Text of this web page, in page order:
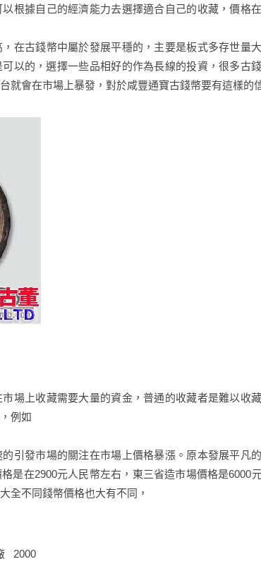
根據自己的經濟能力去選擇適合自己的收藏，價格
，在古錢幣中屬於發展平穩的，主要是板式多存世量
以的，選擇一些品相好的作為長線的投資，很多古
就會在市場上暴發，對於咸豐通寶古錢幣要有這樣的
場上收藏需要大量的資金，普通的收藏者是難以收
例如
引發市場的關注在市場上價格暴漲。原本發展平凡
是在2900元人民幣左右，東三省造市場價格是6000
全不同錢幣價格也大有不同，
2000